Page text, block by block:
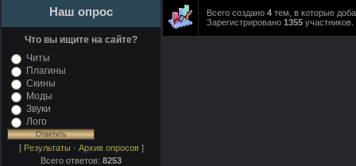
Наш опрос
Что вы ищите на сайте?
Читы
Плагины
Скины
Моды
Звуки
Лого
[ Результаты · Архив опросов]
Всего ответов: 8253
Всего создано 4 тем, в которые
Зарегистрировано 1355